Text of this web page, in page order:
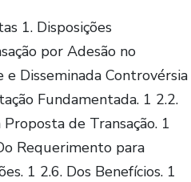
1. Disposições
por Adesão no
Disseminada Controvérsia
Fundamentada. 1 2.2.
de Transação. 1
Requerimento para
1 2.6. Dos Benefícios. 1